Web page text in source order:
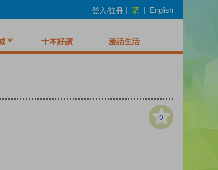
登入/註冊 | 繁 | English
十本好讀 漫話生活
0